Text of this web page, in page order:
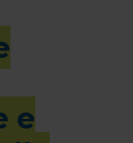
e